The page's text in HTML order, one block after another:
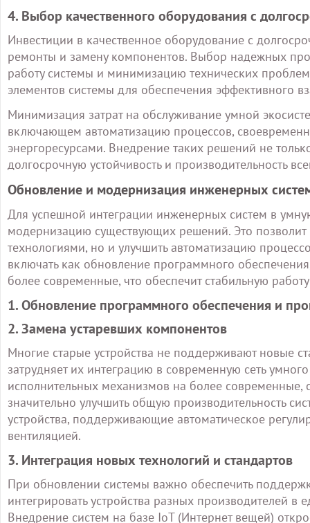
4. Выбор качественного оборудования с
Инвестиции в качественное оборудование с
ремонты и замену компонентов. Выбор надежных
работу системы и минимизацию технических
элементов системы для обеспечения эффективного
Минимизация затрат на обслуживание умной
включающем автоматизацию процессов,
энергоресурсами. Внедрение таких решений не
долгосрочную устойчивость и производительность
Обновление и модернизация инженерных
Для успешной интеграции инженерных систем в
модернизацию существующих решений. Это
технологиями, но и улучшить автоматизацию
включать как обновление программного
более современные, что обеспечит стабильную
1. Обновление программного обеспечения и
2. Замена устаревших компонентов
Многие старые устройства не поддерживают новые
затрудняет их интеграцию в современную сеть
исполнительных механизмов на более современные,
значительно улучшить общую производительность
устройства, поддерживающие автоматическое
вентиляцией.
3. Интеграция новых технологий и стандартов
При обновлении системы важно обеспечить
интегрировать устройства разных производителей
Внедрение систем на базе IoT (Интернет вещей)